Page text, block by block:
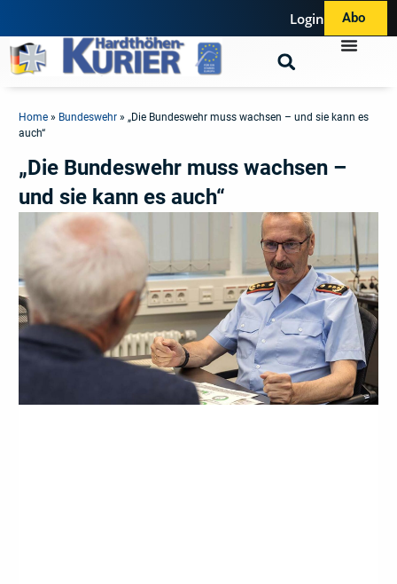
Login Abo
Home » Bundeswehr »„Die Bundeswehr muss wachsen – und sie kann es
auch“
„Die Bundeswehr muss wachsen –
und sie kann es auch“